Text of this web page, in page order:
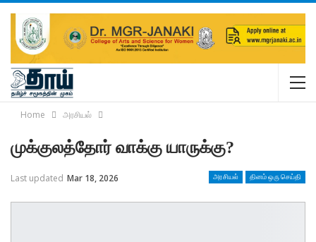
Home அரசியல்
முக்குலத்தோர் வாக்கு யாருக்கு?
அரசியல் தினம் ஒரு செய்தி
Last updated Mar 18, 2026